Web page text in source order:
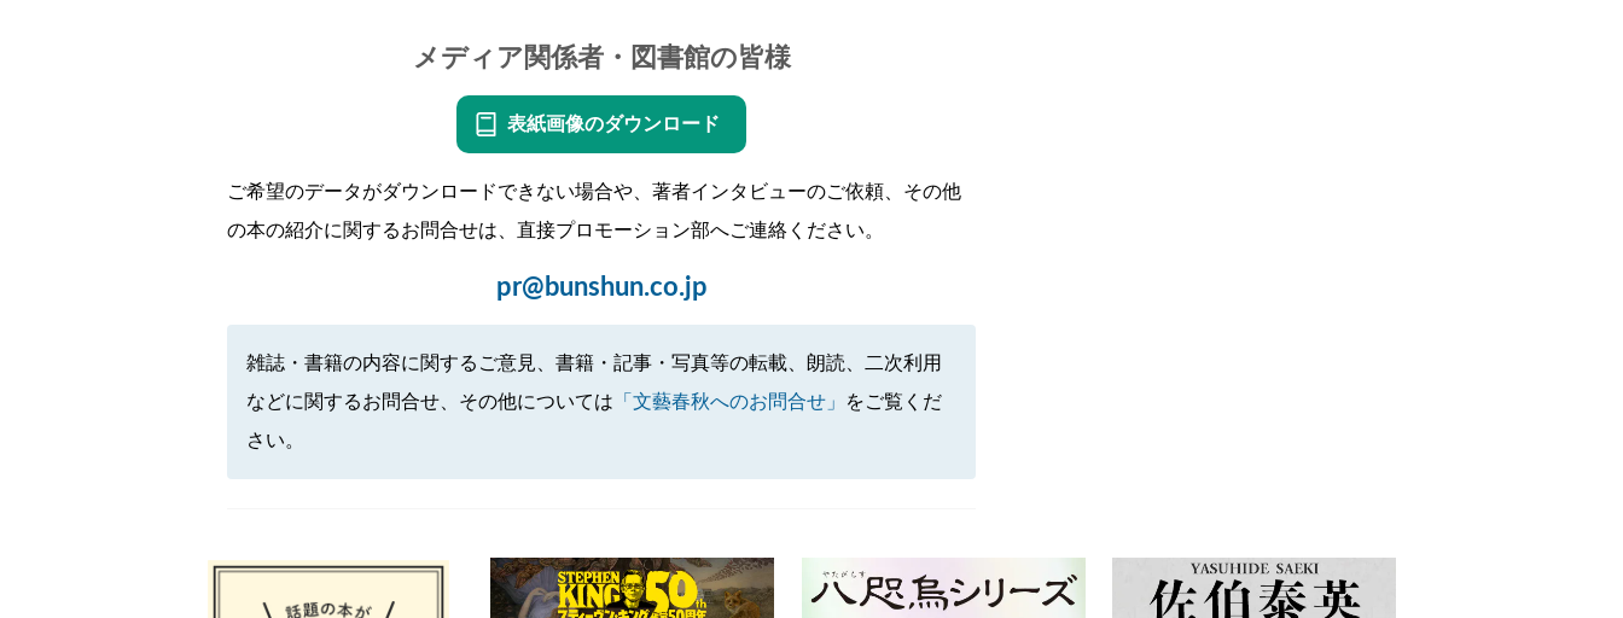
メディア関係者・図書館の皆様
表紙画像のダウンロード
ご希望のデータがダウンロードできない場合や、著者インタビューのご依頼、その他
の本の紹介に関するお問合せは、直接プロモーション部へご連絡ください。
pr@bunshun.co.jp
雑誌・書籍の内容に関するご意見、書籍・記事・写真等の転載、朗読、二次利用
などに関するお問合せ、その他については 「文藝春秋へのお問合せ」
をご覧くだ
さい。